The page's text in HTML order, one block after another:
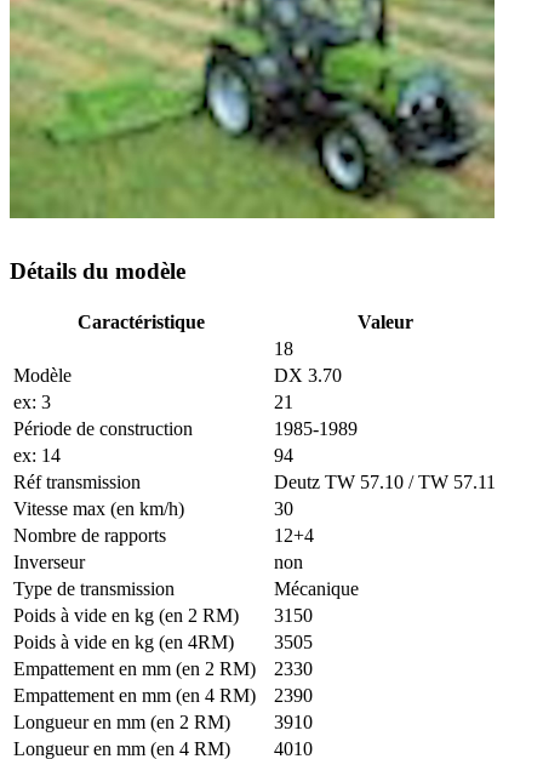
Détails du modèle
Caractéristique
Valeur
18
Modèle
DX 3.70
ex: 3
21
Période de construction
1985-1989
ex: 14
94
Réf transmission
Deutz TW 57.10 / TW 57.11
Vitesse max (en km/h)
30
Nombre de rapports
12+4
Inverseur
non
Type de transmission
Mécanique
Poids à vide en kg (en 2 RM)
3150
Poids à vide en kg (en 4RM)
3505
Empattement en mm (en 2 RM)
2330
Empattement en mm (en 4 RM)
2390
Longueur en mm (en 2 RM)
3910
Longueur en mm (en 4 RM)
4010